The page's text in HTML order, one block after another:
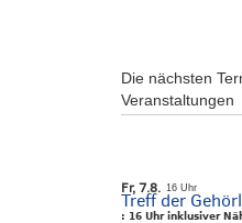
Die nächsten
Veranstaltungen
Fr, 7.8. 16 Uhr
Treff der
: 16 Uhr inklusiver